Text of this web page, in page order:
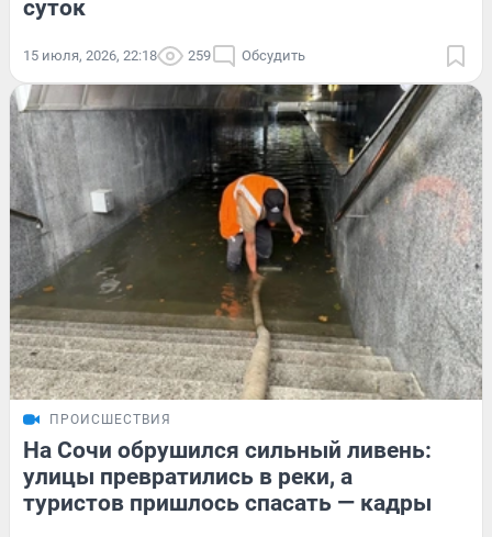
суток
15 июля, 2026, 22:18 259 Обсудить
ПРОИСШЕСТВИЯ
На Сочи обрушился сильный ливень:
улицы превратились в реки, а
туристов пришлось спасать — кадры